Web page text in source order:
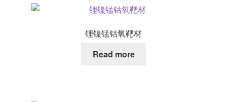
锂镍锰钴氧靶材
Read more